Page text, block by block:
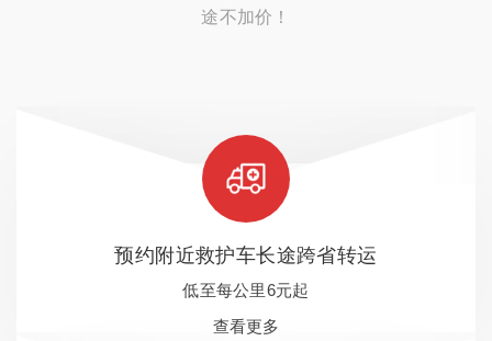
途不加价！
预约附近救护车长途跨省转运
低至每公里6元起
查看更多